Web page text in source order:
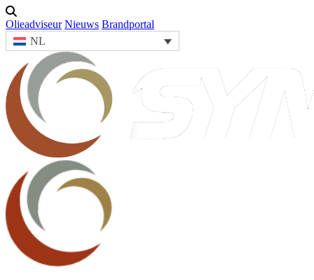
Olieadviseur Nieuws Brandportal
NL